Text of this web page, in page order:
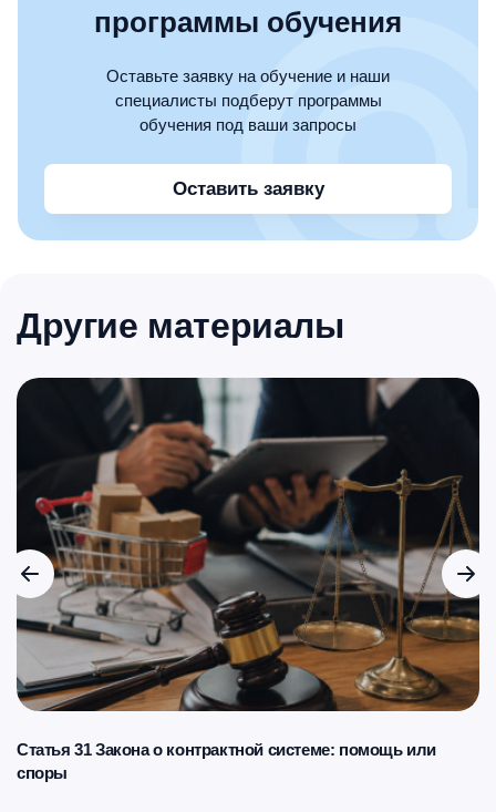
программы обучения
Оставьте заявку на обучение и наши
специалисты подберут программы
обучения под ваши запросы
Оставить заявку
Другие материалы
Статья 31 Закона о контрактной системе: помощь или
споры